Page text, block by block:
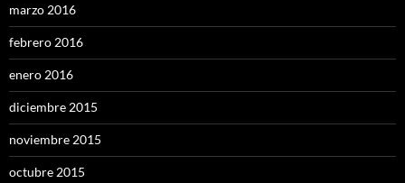
marzo 2016
febrero 2016
enero 2016
diciembre 2015
noviembre 2015
octubre 2015